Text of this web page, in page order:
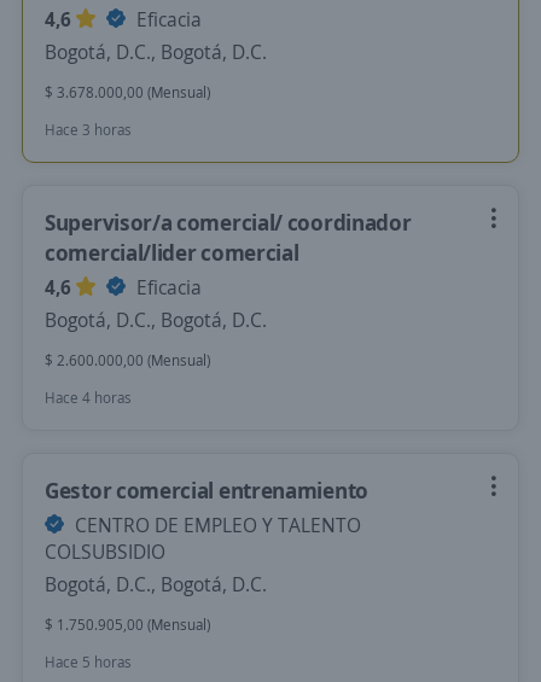
4,6
Eficacia
Bogotá, D.C., Bogotá, D.C.
$ 3.678.000,00 (Mensual)
Hace 3 horas
Supervisor/a comercial/ coordinador
comercial/lider comercial
4,6
Eficacia
Bogotá, D.C., Bogotá, D.C.
$ 2.600.000,00 (Mensual)
Hace 4 horas
Gestor comercial entrenamiento
CENTRO DE EMPLEO Y TALENTO
COLSUBSIDIO
Bogotá, D.C., Bogotá, D.C.
$ 1.750.905,00 (Mensual)
Hace 5 horas